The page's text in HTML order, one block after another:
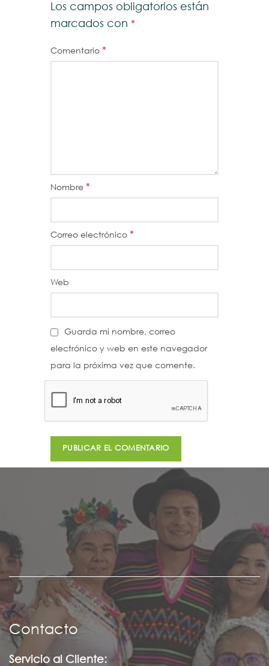
Los campos obligatorios están
marcados con *
Comentario *
Nombre *
Correo electrónico *
Web
Guarda mi nombre, correo
electrónico y web en este navegador
para la próxima vez que comente.
Contacto
Servicio al Cliente: